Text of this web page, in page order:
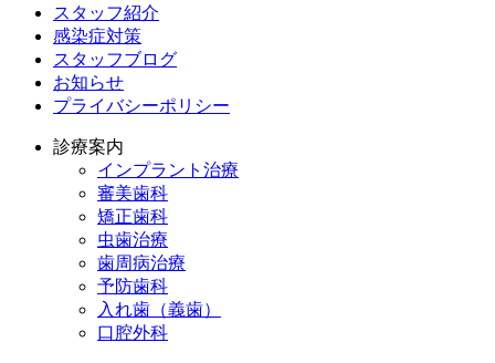
スタッフ紹介
感染症対策
スタッフブログ
お知らせ
プライバシーポリシー
診療案内
インプラント治療
審美歯科
矯正歯科
虫歯治療
歯周病治療
予防歯科
入れ歯（義歯）
口腔外科